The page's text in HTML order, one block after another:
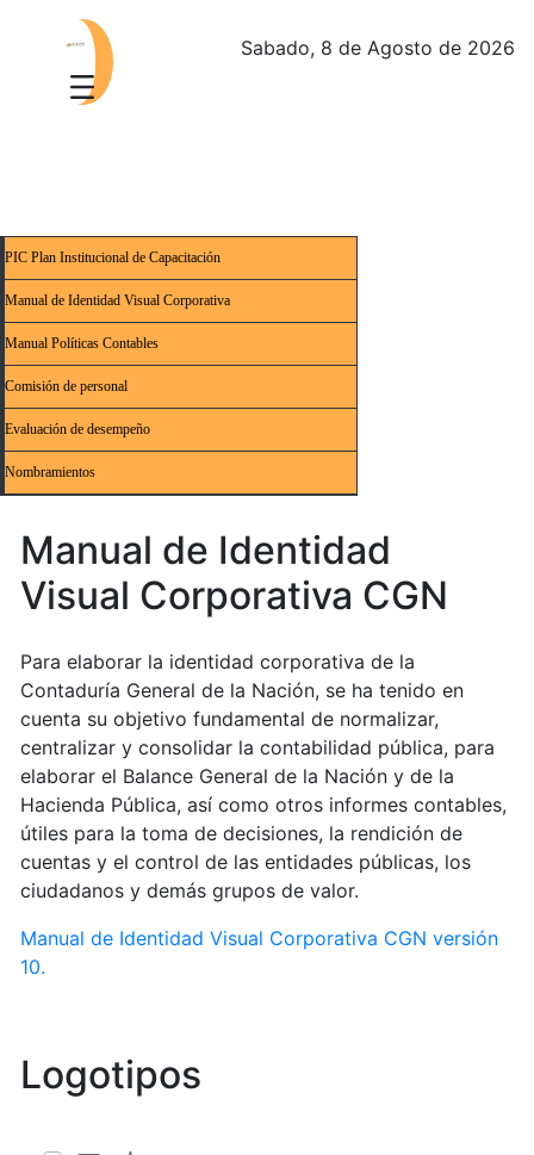
Sabado, 8 de Agosto de 2026
PIC Plan Institucional de Capacitación
Manual de Identidad Visual Corporativa
Manual Políticas Contables
Comisión de personal
Evaluación de desempeño
Nombramientos
Manual de Identidad
Visual Corporativa CGN
Para elaborar la identidad corporativa de la
Contaduría General de la Nación, se ha tenido en
cuenta su objetivo fundamental de normalizar,
centralizar y consolidar la contabilidad pública, para
elaborar el Balance General de la Nación y de la
Hacienda Pública, así como otros informes contables,
útiles para la toma de decisiones, la rendición de
cuentas y el control de las entidades públicas, los
ciudadanos y demás grupos de valor.
Manual de Identidad Visual Corporativa CGN versión
10.
Logotipos